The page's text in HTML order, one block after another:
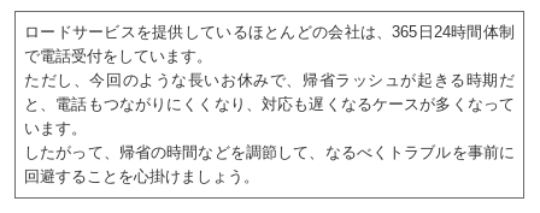
ロードサービスを提供しているほとんどの会社は、365日24時間体制
で電話受付をしています。
ただし、今回のような長いお休みで、帰省ラッシュが起きる時期だ
と、電話もつながりにくくなり、対応も遅くなるケースが多くなって
います。
したがって、帰省の時間などを調節して、なるべくトラブルを事前に
回避することを心掛けましょう。